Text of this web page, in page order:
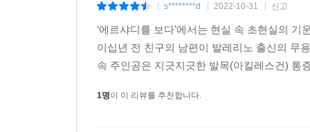
_본문 259쪽
수록된 열 편의 소설 중에서「남자가 된다는 것
이 세상에서 남성으로 ‘산다는’ 것, 혹은 남자가
내재한 폭력성, 비합리성을 깨닫는 남성들 또한
s********d 2022-10-31 신고
‘에르샤디를 보다’에서는 현실 속 초현실의
이십년 전 친구의 남편이 발레리노 출신의 무
속 주인공은 지긋지긋한 발목(아킬레스건) 통
1명이 이 리뷰를 추천합니다.